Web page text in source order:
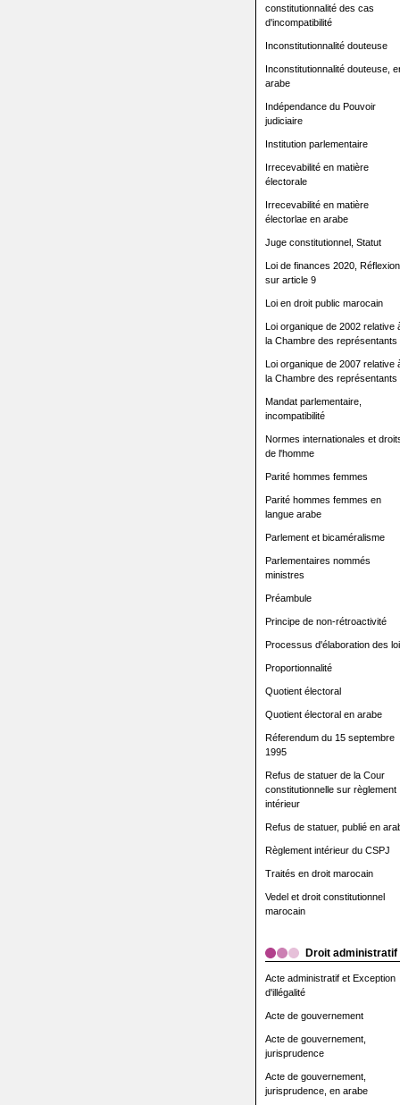
constitutionnalité des cas
d'incompatibilité
Inconstitutionnalité douteuse
Inconstitutionnalité douteuse,
arabe
Indépendance du Pouvoir
judiciaire
Institution parlementaire
Irrecevabilité en matière
électorale
Irrecevabilité en matière
électorlae en arabe
Juge constitutionnel, Statut
Loi de finances 2020, Réflexion
sur article 9
Loi en droit public marocain
Loi organique de 2002 relative
la Chambre des représentants
Loi organique de 2007 relative
la Chambre des représentants
Mandat parlementaire,
incompatibilité
Normes internationales et
de l'homme
Parité hommes femmes
Parité hommes femmes en
langue arabe
Parlement et bicaméralisme
Parlementaires nommés
ministres
Préambule
Principe de non-rétroactivité
Processus d'élaboration des
Proportionnalité
Quotient électoral
Quotient électoral en arabe
Réferendum du 15 septembre
1995
Refus de statuer de la Cour
constitutionnelle sur règlement
intérieur
Refus de statuer, publié en
Règlement intérieur du CSPJ
Traités en droit marocain
Vedel et droit constitutionnel
marocain
Droit administratif
Acte administratif et Exception
d'illégalité
Acte de gouvernement
Acte de gouvernement,
jurisprudence
Acte de gouvernement,
jurisprudence, en arabe